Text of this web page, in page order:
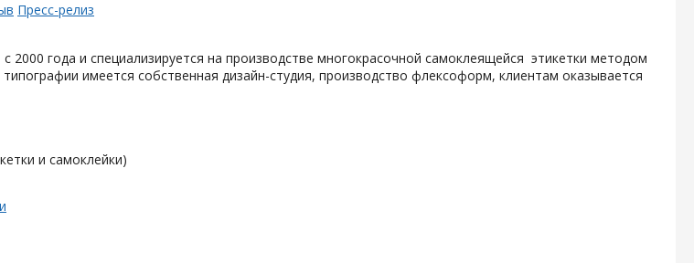
Пресс-релиз
года и специализируется на производстве многокрасочной самоклеящейся этикетки методом
имеется собственная дизайн-студия, производство флексоформ, клиентам оказывается
и самоклейки)